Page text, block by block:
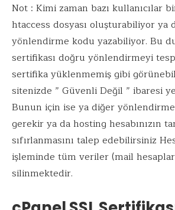
Not : Kimi zaman bazı kullanıcılar
htaccess dosyası oluşturabiliyor ya
yönlendirme kodu yazabiliyor. Bu
sertifikası doğru yönlendirmeyi
sertifika yüklenmemiş gibi
sitenizde ” Güvenli Değil ” ibaresi
Bunun için ise ya diğer
gerekir ya da hosting hesabınızın
sıfırlanmasını talep edebilirsiniz
işleminde tüm veriler (mail
silinmektedir.